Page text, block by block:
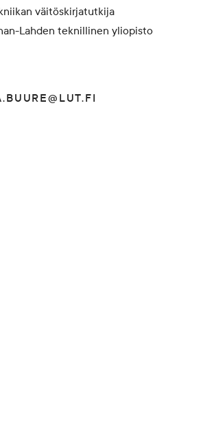
väitöskirjatutkija
Lahden teknillinen yliopisto